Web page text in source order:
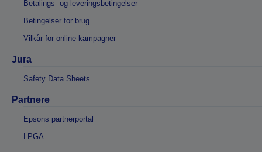
Betalings- og leveringsbetingelser
Betingelser for brug
Vilkår for online-kampagner
Jura
Safety Data Sheets
Partnere
Epsons partnerportal
LPGA